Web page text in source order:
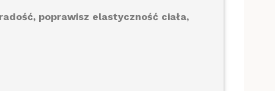
poprawisz elastyczność ciała,